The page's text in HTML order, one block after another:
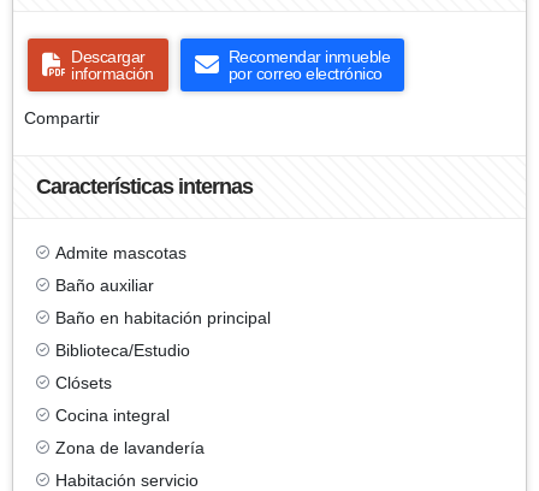
Descargar
información
Recomendar inmueble
por correo electrónico
Compartir
Características internas
Admite mascotas
Baño auxiliar
Baño en habitación principal
Biblioteca/Estudio
Clósets
Cocina integral
Zona de lavandería
Habitación servicio